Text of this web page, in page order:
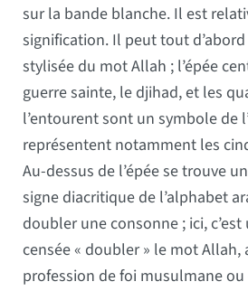
sur la bande blanche. Il est
signification. Il peut tout
stylisée du mot Allah ; l’épée
guerre sainte, le djihad, et les
l’entourent sont un symbole de
représentent notamment les
Au-dessus de l’épée se trouve
signe diacritique de l’alphabet
doubler une consonne ; ici,
censée « doubler » le mot
profession de foi musulmane ou